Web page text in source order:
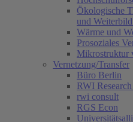
Ökologische
und
Wärme und
Prosoziales
Mikrostruktur
Vernetzung/Transfer
Büro Berlin
RWI
rwi consult
RGS Econ